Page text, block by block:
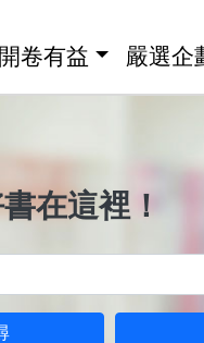
卷有益 嚴選企
在這裡！